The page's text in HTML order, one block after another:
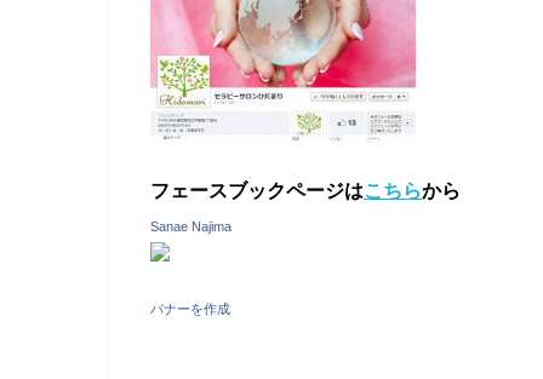
フェースブックページはこちらから
Sanae Najima
バナーを作成